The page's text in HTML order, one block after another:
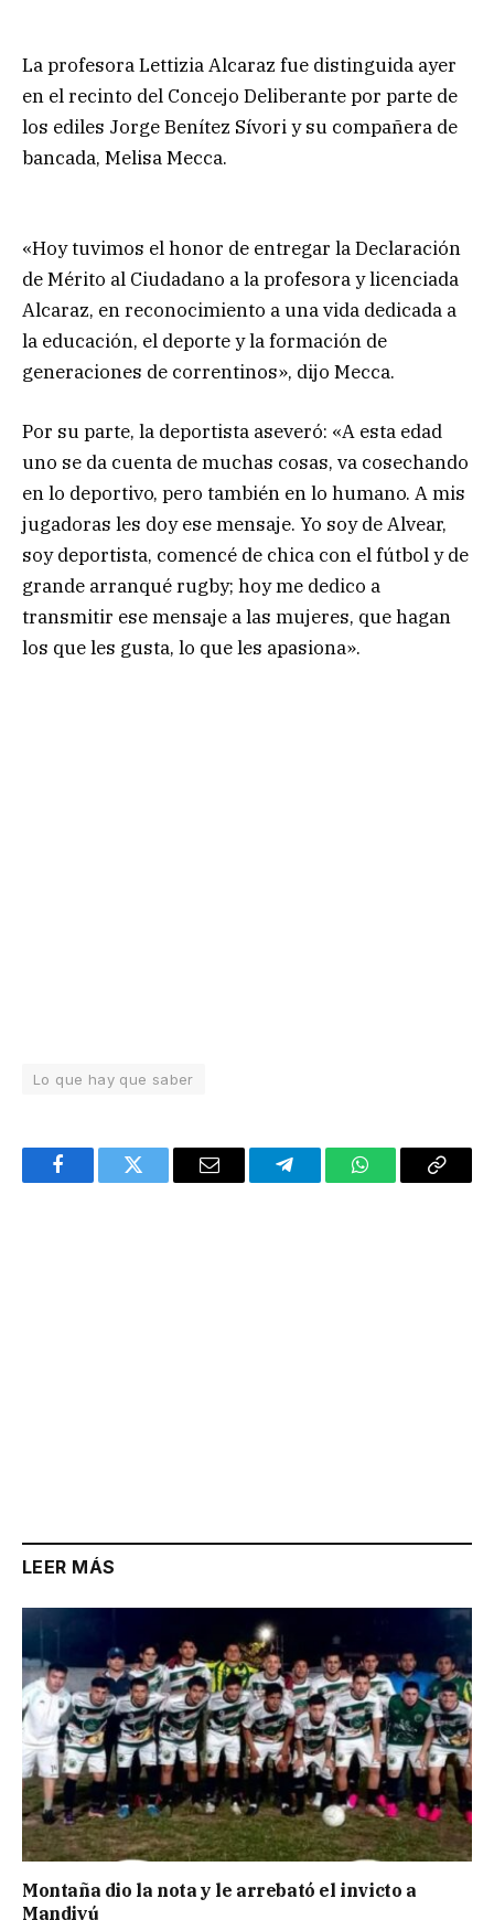
La profesora Lettizia Alcaraz fue distinguida ayer
en el recinto del Concejo Deliberante por parte de
los ediles Jorge Benítez Sívori y su compañera de
bancada, Melisa Mecca.
«Hoy tuvimos el honor de entregar la Declaración
de Mérito al Ciudadano a la profesora y licenciada
Alcaraz, en reconocimiento a una vida dedicada a
la educación, el deporte y la formación de
generaciones de correntinos», dijo Mecca.
Por su parte, la deportista aseveró: «A esta edad
uno se da cuenta de muchas cosas, va cosechando
en lo deportivo, pero también en lo humano. A mis
jugadoras les doy ese mensaje. Yo soy de Alvear,
soy deportista, comencé de chica con el fútbol y de
grande arranqué rugby; hoy me dedico a
transmitir ese mensaje a las mujeres, que hagan
los que les gusta, lo que les apasiona».
Lo que hay que saber
FacebookTwitter Email TelegramWhatsAppCopy
LEER MÁS
Montaña dio la nota y le arrebató el invicto a
Mandiyú